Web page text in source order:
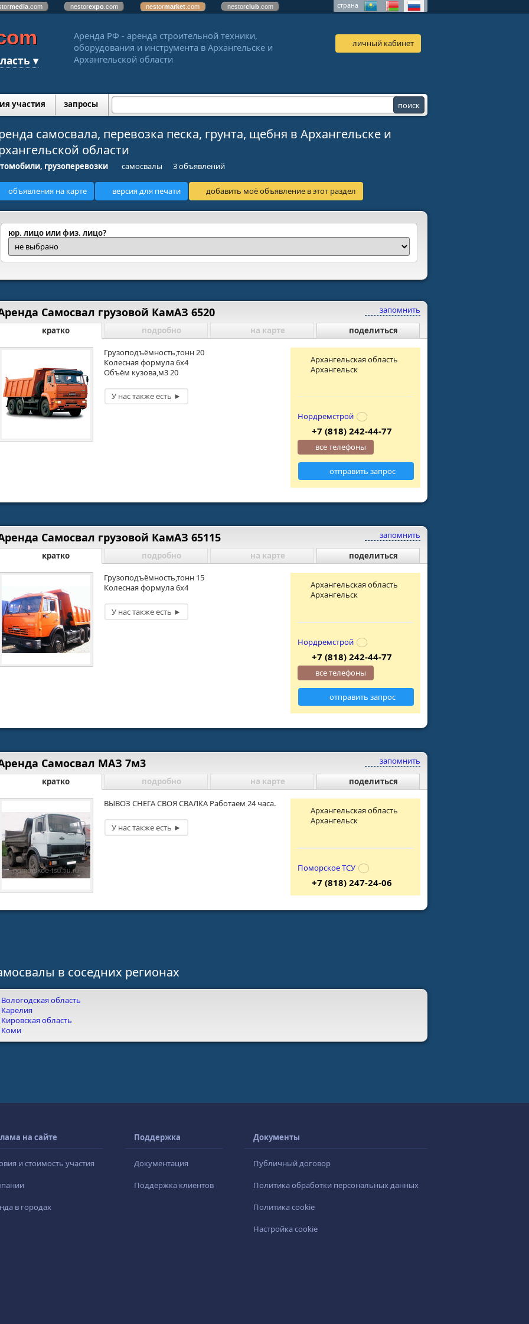
media .com nestorexpo .com nestormarket .com nestorclub .com страна
▾
Аренда РФ - аренда строительной техники,
оборудования и инструмента в Архангельске и
Архангельской области
личный кабинет
участия запросы
самосвала, перевозка песка, грунта, щебня в Архангельске и
области
грузоперевозки самосвалы 3 объявлений
объявления на карте версия для печати добавить моё объявление в этот раздел
юр. лицо или физ. лицо?
запомнить
Самосвал грузовой КамАЗ 6520
кратко подробно на карте поделиться
Грузоподъёмность,тонн 20
Колесная формула 6х4
Объём кузова,м3 20
Архангельская область
Архангельск
Нордремстрой
+7 (818) 242-44-77
все телефоны
отправить запрос
запомнить
Самосвал грузовой КамАЗ 65115
кратко подробно на карте поделиться
Грузоподъёмность,тонн 15
Колесная формула 6х4
Архангельская область
Архангельск
Нордремстрой
+7 (818) 242-44-77
все телефоны
отправить запрос
запомнить
Самосвал МАЗ 7м3
кратко подробно на карте поделиться
ВЫВОЗ СНЕГА СВОЯ СВАЛКА Работаем 24 часа.
Архангельская область
Архангельск
Поморское ТСУ
+7 (818) 247-24-06
в соседних регионах
Вологодская область
Карелия
Кировская область
Коми
на сайте
и стоимость участия
в городах
Поддержка
Документация
Поддержка клиентов
Документы
Публичный договор
Политика обработки персональных данных
Политика cookie
Настройка cookie